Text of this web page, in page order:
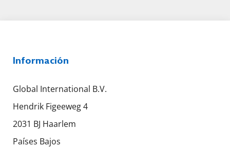
Información
Global International B.V.
Hendrik Figeeweg 4
2031 BJ Haarlem
Países Bajos